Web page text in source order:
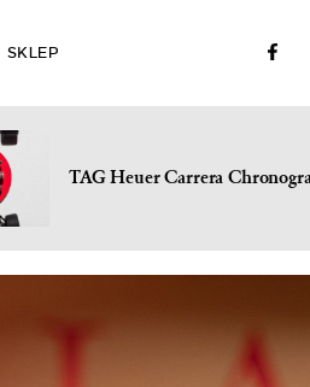
SKLEP
TAG Heuer Carrera